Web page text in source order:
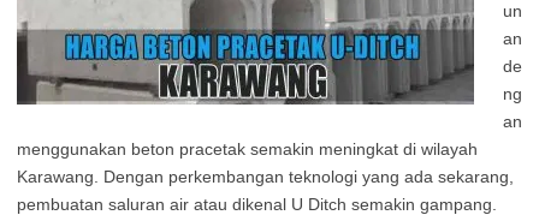
un
an
de
ng
an
menggunakan beton pracetak semakin meningkat di wilayah
Karawang. Dengan perkembangan teknologi yang ada sekarang,
pembuatan saluran air atau dikenal U Ditch semakin gampang.